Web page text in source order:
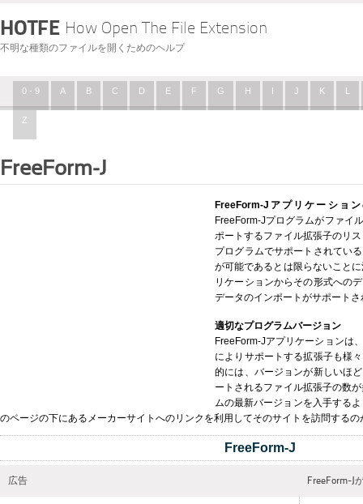
HOTFE How Open The File Extension
不明な種類のファイルを開くためのヘルプ
0 - 9 A B C D E F G H I J K L
Z
FreeForm-J
FreeForm-Jアプリケーショ
FreeForm-Jプログラムがファイ
ポートするファイル拡張子のリ
プログラムでサポートされてい
が可能であるとは限らないこと
リケーションからその形式への
データのインポートがサポート
適切なプログラムバージョン
FreeForm-Jアプリケーションは
によりサポートする拡張子も様
的には、バージョンが新しいほ
ートされるファイル拡張子の数
ムの最新バージョンを入手する
のページの下にあるメーカーサイトへのリンクを利用してそのサイトを訪問する
FreeForm-J
広告 FreeForm-J